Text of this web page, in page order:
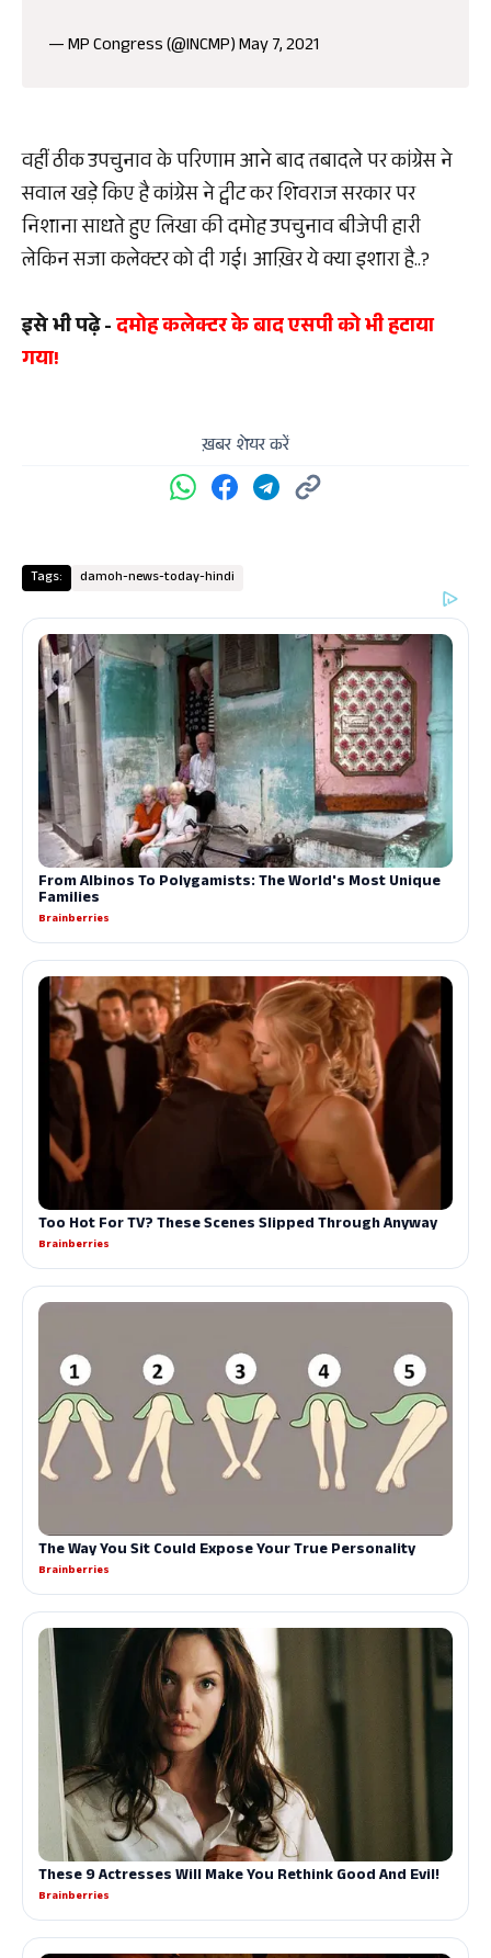
— MP Congress (@INCMP)May 7, 2021
वहीं ठीक उपचुनाव के परिणाम आने बाद तबादले पर कांग्रेस ने
सवाल खड़े किए है कांग्रेस ने ट्वीट कर शिवराज सरकार पर
निशाना साधते हुए लिखा की दमोह उपचुनाव बीजेपी हारी
लेकिन सजा कलेक्टर को दी गई। आख़िर ये क्या इशारा है..?
इसे भी पढ़े -दमोह कलेक्टर के बाद एसपी को भी हटाया
गया!
ख़बर शेयर करें
Tags: damoh-news-today-hindi